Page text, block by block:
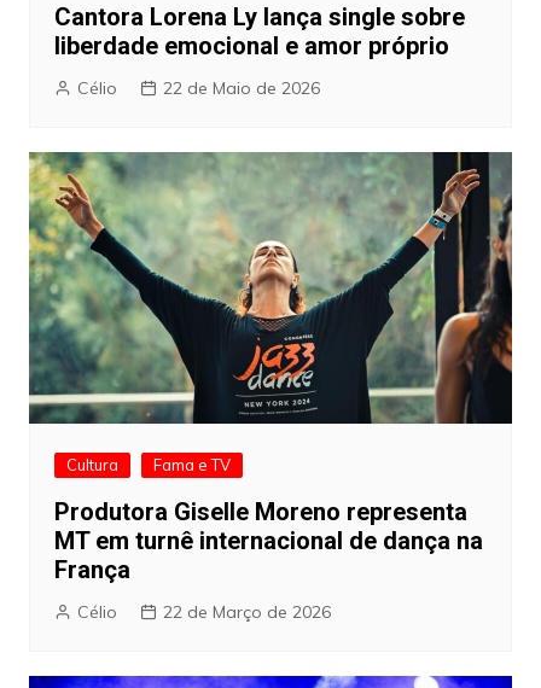
Cantora Lorena Ly lança single sobre
liberdade emocional e amor próprio
Célio 22 de Maio de 2026
Cultura Fama e TV
Produtora Giselle Moreno representa
MT em turnê internacional de dança na
França
Célio 22 de Março de 2026